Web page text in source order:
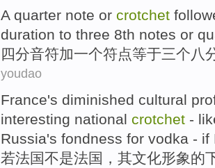
Aquarter note or crotchet
duration to three 8th notes or
四分音符加一个符点等于三个八
youdao
France's diminished cultural
interesting national crotchet -
Russia's fondness for vodka - if
若法国不是法国， 其文化形象的